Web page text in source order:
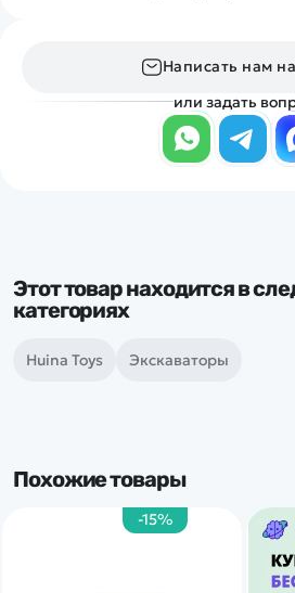
Написать нам
или задать
Этот товар находится в
категориях
Huina Toys Экскаваторы
Похожие товары
-15%